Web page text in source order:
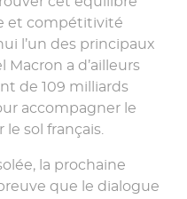
et compétitivité
l’un des principaux
a d’ailleurs
de 109 milliards
accompagner le
sol français.
la prochaine
que le dialogue